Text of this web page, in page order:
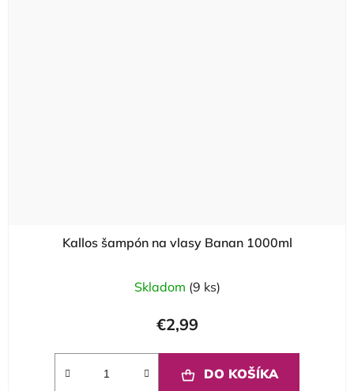
Kallos šampón na vlasy Banan 1000ml
Skladom (9 ks)
€2,99
DO KOŠÍKA